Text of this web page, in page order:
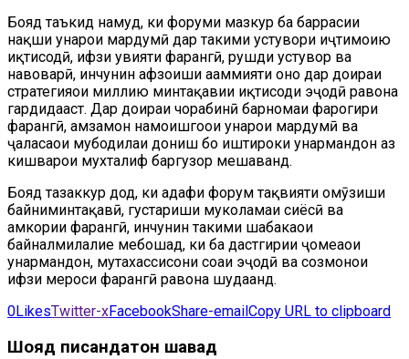
Бояд таъкид намуд, ки форуми мазкур ба баррасии
нақши ҳунарҳои мардумӣ дар таҳкими устувори иҷтимоию
иқтисодӣ, ҳифзи ҳувияти фарҳангӣ, рушди устувор ва
навоварӣ, инчунин афзоиши аҳаммияти онҳо дар доираи
стратегияҳои миллию минтақавии иқтисоди эҷодӣ равона
гардидааст. Дар доираи чорабинӣ барномаи фарогири
фарҳангӣ, ҳамзамон намоишгоҳҳои ҳунарҳои мардумӣ ва
ҷаласаҳои мубодилаи дониш бо иштироки ҳунармандон аз
кишварҳои мухталиф баргузор мешаванд.
Бояд тазаккур дод, ки ҳадафи форум тақвияти омӯзиши
байниминтақавӣ, густариши муколамаи сиёсӣ ва
ҳамкории фарҳангӣ, инчунин таҳкими шабакаҳои
байналмилалие мебошад, ки ба дастгирии ҷомеаҳои
ҳунармандон, мутахассисони соҳаи эҷодӣ ва созмонҳои
ҳифзи мероси фарҳангӣ равона шудаанд.
0LikesTwitter-xFacebookShare-email Copy URL to clipboard
Шояд писандатон шавад